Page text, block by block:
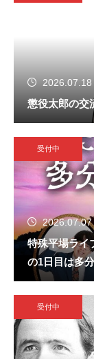
2026.07.18
懲役太郎の交
受付中
2026.07.07
特殊平場ライ
の1日目は多
受付中